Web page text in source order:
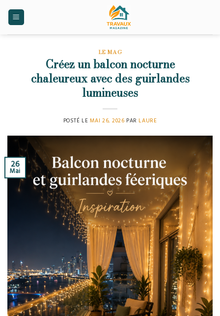
LE MAG
Créez un balcon nocturne
chaleureux avec des guirlandes
lumineuses
POSTÉ LE MAI 26, 2026 PAR LAURE
26
Mai